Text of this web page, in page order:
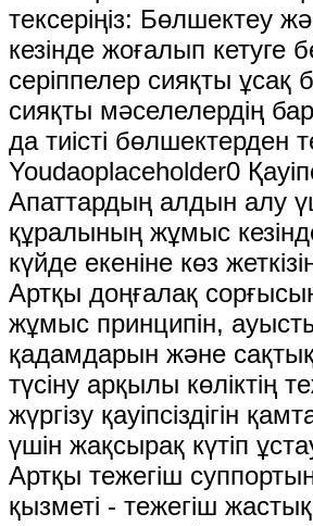
тексеріңіз: Бөлшектеу
кезінде жоғалып кетуге
серіппелер сияқты ұсақ
сияқты мәселелердің
да тиісті бөлшектерден
Youdaoplaceholder0
Апаттардың алдын алу
құралының жұмыс кезінде
күйде екеніне көз
Артқы доңғалақ
жұмыс принципін,
қадамдарын және
түсіну арқылы көліктің
жүргізу қауіпсіздігін
үшін жақсырақ күтіп
Артқы тежегіш
қызметі - тежегіш